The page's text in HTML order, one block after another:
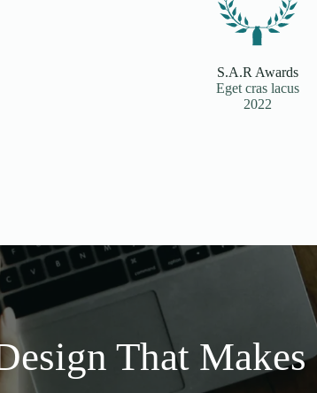
S.A.R Awards
Eget cras lacus
2022
That